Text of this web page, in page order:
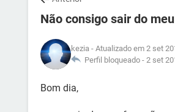
Não consigo sair do
kezia - Atualizado em 2 set
Perfil bloqueado - 2 set
Bom dia,